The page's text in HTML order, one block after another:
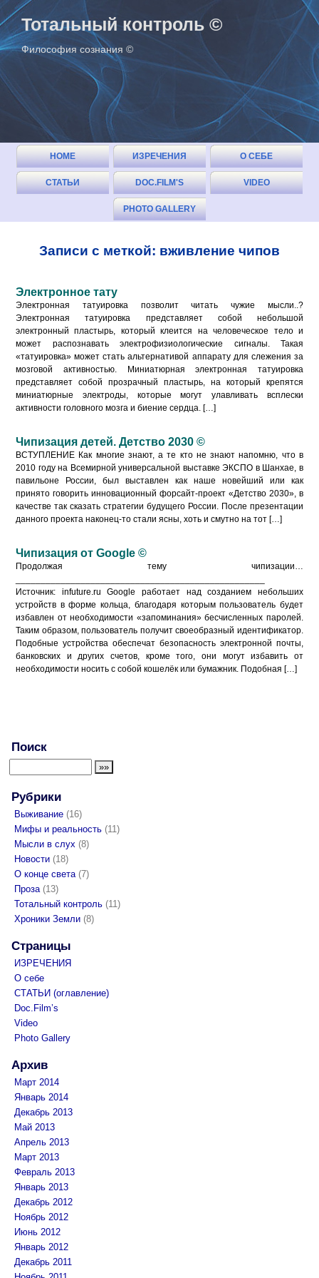
Тотальный контроль ©
Философия сознания ©
HOME ИЗРЕЧЕНИЯ О СЕБЕ
СТАТЬИ DOC.FILM'S VIDEO
PHOTO GALLERY
Записи с меткой: вживление чипов
Электронное тату
Электронная татуировка позволит читать чужие мысли..?
Электронная татуировка представляет собой небольшой
электронный пластырь, который клеится на человеческое тело и
может распознавать электрофизиологические сигналы. Такая
«татуировка» может стать альтернативой аппарату для слежения за
мозговой активностью. Миниатюрная электронная татуировка
представляет собой прозрачный пластырь, на который крепятся
миниатюрные электроды, которые могут улавливать всплески
активности головного мозга и биение сердца. […]
Чипизация детей. Детство 2030 ©
ВСТУПЛЕНИЕ Как многие знают, а те кто не знают напомню, что в
2010 году на Всемирной универсальной выставке ЭКСПО в Шанхае, в
павильоне России, был выставлен как наше новейший или как
принято говорить инновационный форсайт-проект «Детство 2030», в
качестве так сказать стратегии будущего России. После презентации
данного проекта наконец-то стали ясны, хоть и смутно на тот […]
Чипизация от Google ©
Продолжая тему чипизации…
Источник: infuture.ru Google работает над созданием небольших
устройств в форме кольца, благодаря которым пользователь будет
избавлен от необходимости «запоминания» бесчисленных паролей.
Таким образом, пользователь получит своеобразный идентификатор.
Подобные устройства обеспечат безопасность электронной почты,
банковских и других счетов, кроме того, они могут избавить от
необходимости носить с собой кошелёк или бумажник. Подобная […]
Поиск
Рубрики
Выживание (16)
Мифы и реальность (11)
Мысли в слух (8)
Новости (18)
О конце света(7)
Проза(13)
Тотальный контроль (11)
Хроники Земли (8)
Страницы
ИЗРЕЧЕНИЯ
О себе
СТАТЬИ (оглавление)
Doc.Film’s
Video
Photo Gallery
Архив
Март 2014
Январь 2014
Декабрь 2013
Май 2013
Апрель 2013
Март 2013
Февраль 2013
Январь 2013
Декабрь 2012
Ноябрь 2012
Июнь 2012
Январь 2012
Декабрь 2011